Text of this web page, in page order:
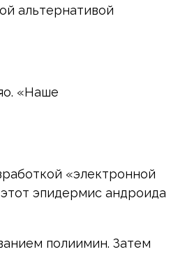
альтернативой
«Наше
«электронной
эпидермис андроида
полиимин. Затем